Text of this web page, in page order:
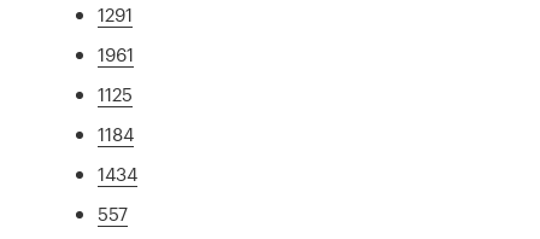
1291
1961
1125
1184
1434
557